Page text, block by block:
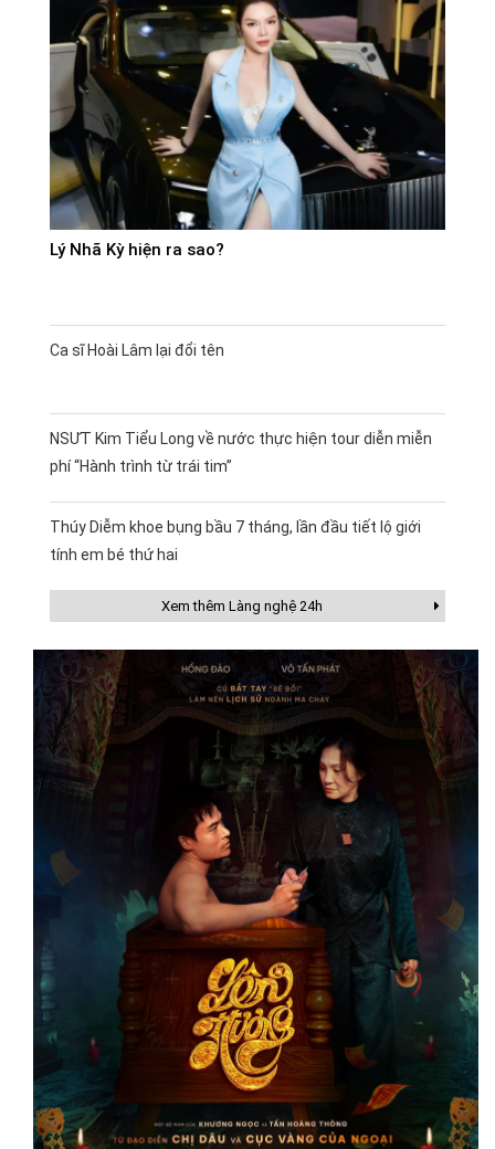
Lý Nhã Kỳ hiện ra sao?
Ca sĩ Hoài Lâm lại đổi tên
NSƯT Kim Tiểu Long về nước thực hiện tour diễn miễn
phí “Hành trình từ trái tim”
Thúy Diễm khoe bụng bầu 7 tháng, lần đầu tiết lộ giới
tính em bé thứ hai
Xem thêm Làng nghệ 24h